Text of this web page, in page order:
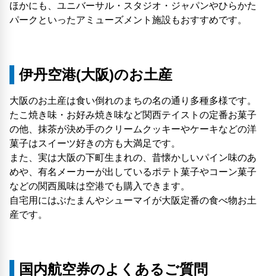
ほかにも、ユニバーサル・スタジオ・ジャパンやひらかた
パークといったアミューズメント施設もおすすめです。
伊丹空港(大阪)のお土産
大阪のお土産は食い倒れのまちの名の通り多種多様です。
たこ焼き味・お好み焼き味など関西テイストの定番お菓子
の他、抹茶が決め手のクリームクッキーやケーキなどの洋
菓子はスイーツ好きの方も大満足です。
また、実は大阪の下町生まれの、昔懐かしいパイン味のあ
めや、有名メーカーが出しているポテト菓子やコーン菓子
などの関西風味は空港でも購入できます。
自宅用にはぶたまんやシューマイが大阪定番の食べ物お土
産です。
国内航空券のよくあるご質問